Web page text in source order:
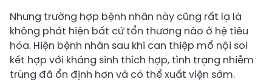
Nhưng trường hợp bệnh nhân này cũng rất lạ là
không phát hiện bất cứ tổn thương nào ở hệ tiêu
hóa. Hiện bệnh nhân sau khi can thiệp mổ nội soi
kết hợp với kháng sinh thích hợp, tình trạng nhiễm
trùng đã ổn định hơn và có thể xuất viện sớm.